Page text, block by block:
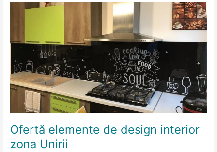
Ofertă elemente de design interior
zona Unirii
Ofertă
design
interior
zona
Unirii